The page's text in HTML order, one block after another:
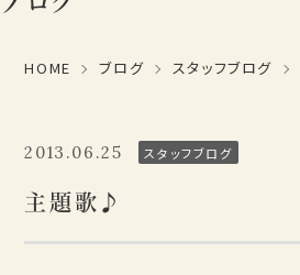
HOME ブログ スタッフブログ
2013.06.25 スタッフブログ
主題歌♪